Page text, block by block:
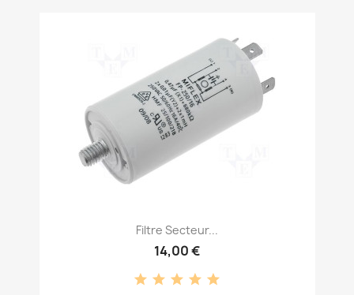
Filtre Secteur...
14,00 €